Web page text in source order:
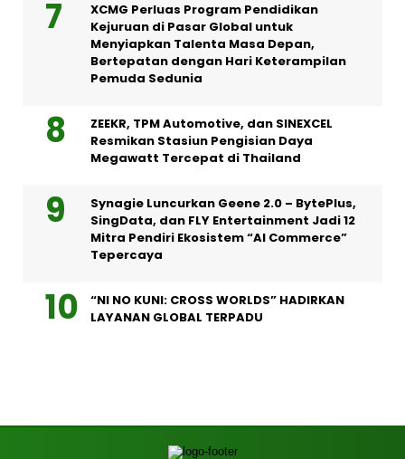
XCMG Perluas Program Pendidikan
Kejuruan di Pasar Global untuk
Menyiapkan Talenta Masa Depan,
Bertepatan dengan Hari Keterampilan
Pemuda Sedunia
ZEEKR, TPM Automotive, dan SINEXCEL
Resmikan Stasiun Pengisian Daya
Megawatt Tercepat di Thailand
Synagie Luncurkan Geene 2.0 – BytePlus,
SingData, dan FLY Entertainment Jadi 12
Mitra Pendiri Ekosistem “AI Commerce”
Tepercaya
“NI NO KUNI: CROSS WORLDS” HADIRKAN
LAYANAN GLOBAL TERPADU